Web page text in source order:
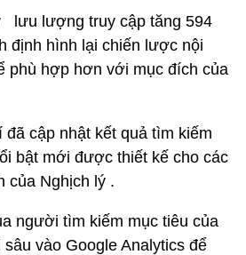
lưu lượng truy cập tăng 594
định hình lại chiến lược nội
phù hợp hơn với mục đích của
đã cập nhật kết quả tìm kiếm
bật mới được thiết kế cho các
của Nghịch lý .
người tìm kiếm mục tiêu của
vào Google Analytics để